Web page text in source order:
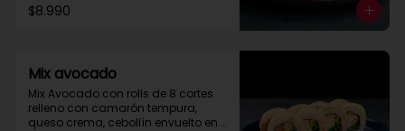
$8.990
Mix avocado
Mix Avocado con rolls de 8 cortes
relleno con camarón tempura,
queso crema, cebollín envuelto en